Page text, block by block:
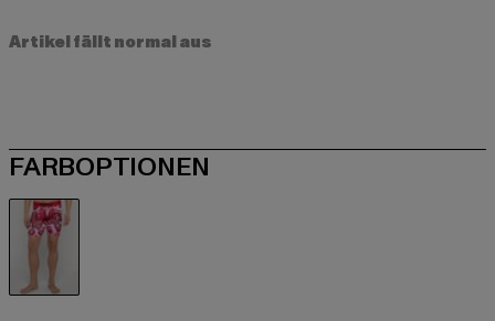
Artikel fällt normal aus
FARBOPTIONEN